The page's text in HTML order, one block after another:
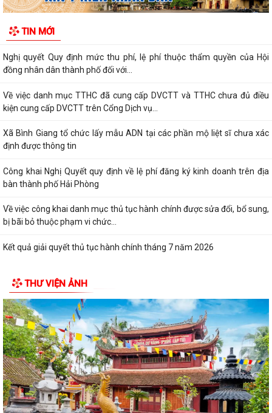
TIN MỚI
chương Thanh niên xung phong vẻ...
Nghị quyết Quy định mức thu phí, lệ phí thuộc thẩm quyền của Hội
đồng nhân dân thành phố đối với...
Về việc danh mục TTHC đã cung cấp DVCTT và TTHC chưa đủ điều
kiện cung cấp DVCTT trên Cổng Dịch vụ...
Xã Bình Giang tổ chức lấy mẫu ADN tại các phần mộ liệt sĩ chưa xác
định được thông tin
Công khai Nghị Quyết quy định về lệ phí đăng ký kinh doanh trên địa
bàn thành phố Hải Phòng
Về việc công khai danh mục thủ tục hành chính được sửa đổi, bổ sung,
bị bãi bỏ thuộc phạm vi chức...
Kết quả giải quyết thủ tục hành chính tháng 7 năm 2026
LƯỢNG THEO TIÊU CHUẨN QUỐC GIA TCVN...
UBND xã triển khai giải quyết chế độ chính sách đối với người hoạt
động không chuyên trách ở thôn
Nghị quyết Về việc quy định mức chi thăm chúc tết Nguyên đán, thăm
hỏi ốm đau, trợ cấp đối với một...
Bình Giang triển khai Kế hoạch lấy mẫu hài cốt liệt sĩ
THƯ VIỆN ẢNH